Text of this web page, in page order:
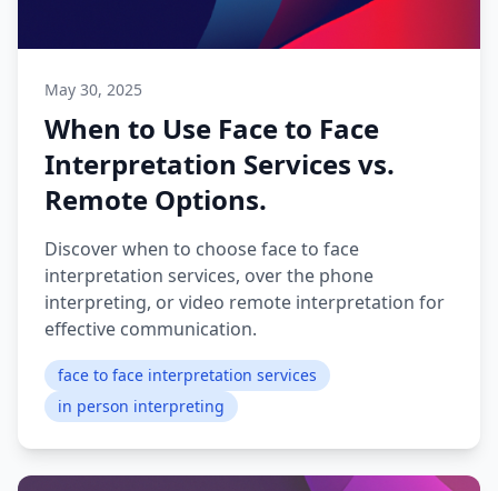
May 30, 2025
When to Use Face to Face
Interpretation Services vs.
Remote Options.
Discover when to choose face to face
interpretation services, over the phone
interpreting, or video remote interpretation for
effective communication.
face to face interpretation services
in person interpreting